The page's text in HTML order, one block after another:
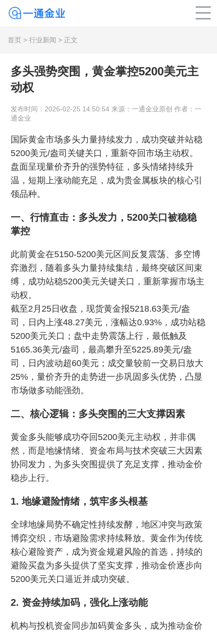
首页 > 行业新闻 > 正文
多头强势突围，黄金掌控5200美元主
动权
发布时间：2026-02-25 14:50:54 来源：一通金业原创 作者：一
通金业
国际黄金市场多头力量持续发力，成功突破并站稳
5200美元/盎司关键关口，重新夺回市场主动权。
盘面呈现量价齐升的强势特征，多头情绪持续升
温，短期上涨动能充足，成为贵金属板块的核心引
领品种。
一、行情直击：多头发力，5200关口被稳稳
掌控
此前黄金在5150-5200美元区间反复震荡、多空博
弈激烈，随着多头力量持续集结，最终突破区间束
缚，成功站稳5200美元关键关口，重新掌握市场主
动权。
截至2月25日收盘，现货黄金报5218.63美元/盎
司，日内上涨48.27美元，涨幅达0.93%，成功站稳
5200美元关口；盘中走势震荡上行，最低触及
5165.36美元/盎司，最高攀升至5225.89美元/盎
司，日内波动超60美元；成交量较前一交易日放大
25%，量价齐升的走势进一步巩固多头优势，凸显
市场做多动能强劲。
二、核心逻辑：多头突围的三大支撑因素
黄金多头能够成功夺回5200美元主动权，并非偶
然，而是地缘情绪、资金布局与技术突破三大因素
协同发力，为多头突围提供了充足支撑，推动金价
稳步上行。
1. 地缘避险情绪，筑牢多头根基
全球地缘局势不确定性持续发酵，地区冲突与政策
博弈交织，市场避险需求持续释放。黄金作为传统
核心避险资产，成为资金规避风险的首选，持续的
避险买盘为多头提供了坚实支撑，推动金价逐步向
5200美元关口逼近并成功突破。
2. 资金持续加码，强化上涨动能
机构与投机资金同步加码黄金多头，成为推动金价